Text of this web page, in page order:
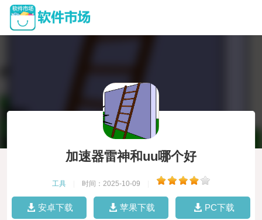
加速器雷神和uu哪个好
工具 时间：2025-10-09
安卓下载 苹果下载 PC下载